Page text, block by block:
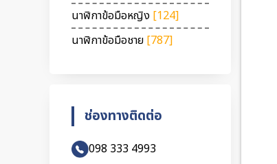
นาฬิกาข้อมือหญิง [124]
นาฬิกาข้อมือชาย [787]
ช่องทางติดต่อ
098 333 4993